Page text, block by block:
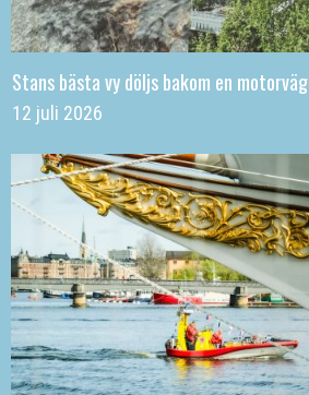
Stans bästa vy döljs bakom en motorväg
12 juli 2026